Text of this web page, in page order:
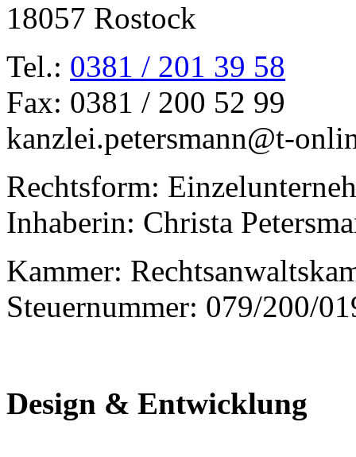
18057 Rostock
Tel.: 0381 / 201 39 58
Fax: 0381 / 200 52 99
kanzlei.petersmann@t-
Rechtsform:
Inhaberin: Christa
Kammer:
Steuernummer: 079/200/
Design & Entwicklung